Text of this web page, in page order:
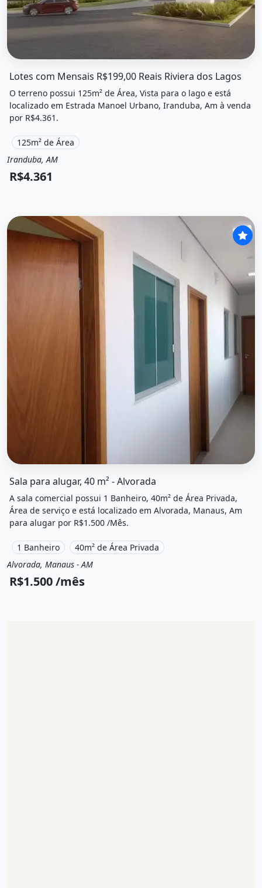
Lotes com Mensais R$199,00 Reais Riviera dos Lagos
O terreno possui 125m² de Área, Vista para o lago e está
localizado em Estrada Manoel Urbano, Iranduba, Am à venda
por R$4.361.
125m² de Área
Venda
Terreno / Lote
Iranduba, AM
R$4.361
Sala para alugar, 40 m² - Alvorada
A sala comercial possui 1 Banheiro, 40m² de Área Privada,
Área de serviço e está localizado em Alvorada, Manaus, Am
para alugar por R$1.500 /Mês.
1 Banheiro
40m² de Área Privada
Aluguel
Sala comercial
Alvorada, Manaus - AM
R$1.500 /mês